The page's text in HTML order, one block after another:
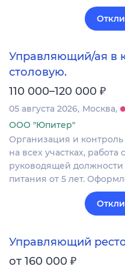
Управляющий/ая в
столовую.
110 000–120 000 ₽
05 августа 2026 Москва
ООО "Юпитер"
Организация и
на всех участках,
руководящей
питания от 5 лет.
Управляющий
от 160 000 ₽